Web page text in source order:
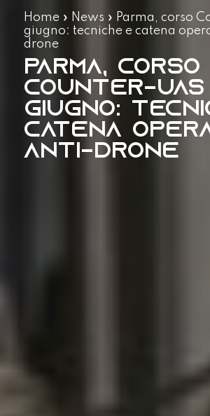
Home» News » Parma, corso
giugno: tecniche e catena
drone
Parma, corso
Counter-UAS
giugno:
catena
anti-drone